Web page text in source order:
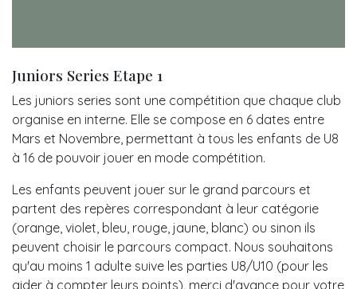
Juniors Series Etape 1
Les juniors series sont une compétition que chaque club
organise en interne. Elle se compose en 6 dates entre
Mars et Novembre, permettant à tous les enfants de U8
à 16 de pouvoir jouer en mode compétition.
Les enfants peuvent jouer sur le grand parcours et
partent des repères correspondant à leur catégorie
(orange, violet, bleu, rouge, jaune, blanc) ou sinon ils
peuvent choisir le parcours compact. Nous souhaitons
qu'au moins 1 adulte suive les parties U8/U10 (pour les
aider à compter leurs points), merci d'avance pour votre